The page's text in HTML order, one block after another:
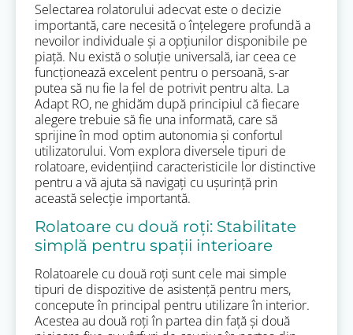
Selectarea rolatorului adecvat este o decizie
importantă, care necesită o înțelegere profundă a
nevoilor individuale și a opțiunilor disponibile pe
piață. Nu există o soluție universală, iar ceea ce
funcționează excelent pentru o persoană, s-ar
putea să nu fie la fel de potrivit pentru alta. La
Adapt RO, ne ghidăm după principiul că fiecare
alegere trebuie să fie una informată, care să
sprijine în mod optim autonomia și confortul
utilizatorului. Vom explora diversele tipuri de
rolatoare, evidențiind caracteristicile lor distinctive
pentru a vă ajuta să navigați cu ușurință prin
această selecție importantă.
Rolatoare cu două roți: Stabilitate
simplă pentru spații interioare
Rolatoarele cu două roți sunt cele mai simple
tipuri de dispozitive de asistență pentru mers,
concepute în principal pentru utilizare în interior.
Acestea au două roți în partea din față și două